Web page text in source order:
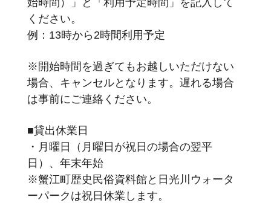
始時間）」と「利用予定時間」を記入して
ください。
例：13時から2時間利用予定
※開始時間を過ぎてもお越しいただけない
場合、キャンセルとなります。遅れる場合
は事前にご連絡ください。
■貸出休業日
・月曜日（月曜日が祝日の場合の翌平
日）、年末年始
※蟹江町歴史民俗資料館と日光川ウォータ
ーパークは祝日休業します。